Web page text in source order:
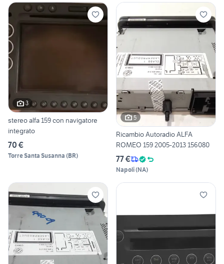
3
stereo alfa 159 con navigatore
integrato
70 €
Torre Santa Susanna (BR)
5
Ricambio Autoradio ALFA
ROMEO 159 2005-2013 156080
77 €
Napoli(NA)